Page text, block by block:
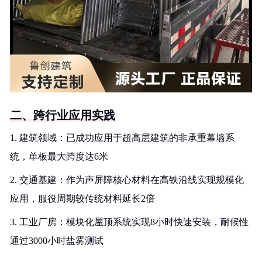
二、跨行业应用实践
1. 建筑领域：已成功应用于超高层建筑的非承重幕墙系
统，单板最大跨度达6米
2. 交通基建：作为声屏障核心材料在高铁沿线实现规模化
应用，服役周期较传统材料延长2倍
3. 工业厂房：模块化屋顶系统实现8小时快速安装，耐候性
通过3000小时盐雾测试